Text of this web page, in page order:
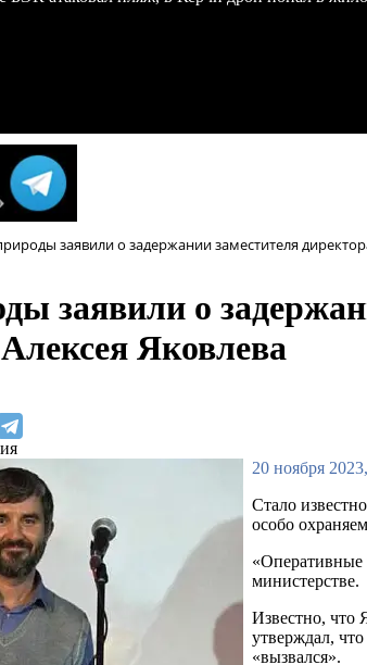
заявили о задержании заместителя
заявили о
Яковлева
20 ноября
Стало
особо
«Оперативные
министерстве.
Известно, что
утверждал,
«вызвался».